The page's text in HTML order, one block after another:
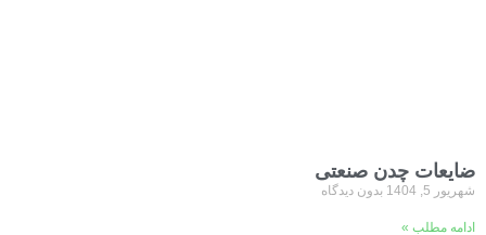
ضایعات چدن صنعتی
شهریور 5, 1404 بدون دیدگاه
ادامه مطلب »